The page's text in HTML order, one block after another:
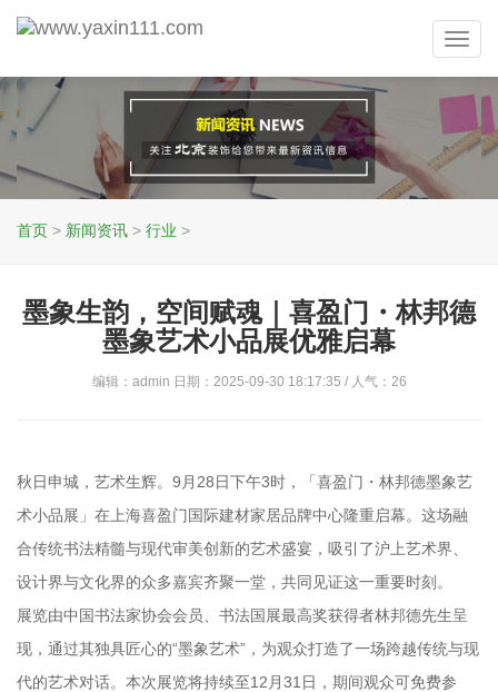
首页 > 新闻资讯 > 行业 >
墨象生韵，空间赋魂｜喜盈门・林邦德
墨象艺术小品展优雅启幕
编辑：admin 日期：2025-09-30 18:17:35 / 人气： 26
秋日申城，艺术生辉。9月28日下午3时，「喜盈门・林邦德墨象艺
术小品展」在上海喜盈门国际建材家居品牌中心隆重启幕。这场融
合传统书法精髓与现代审美创新的艺术盛宴，吸引了沪上艺术界、
设计界与文化界的众多嘉宾齐聚一堂，共同见证这一重要时刻。
展览由中国书法家协会会员、书法国展最高奖获得者林邦德先生呈
现，通过其独具匠心的“墨象艺术”，为观众打造了一场跨越传统与现
代的艺术对话。本次展览将持续至12月31日，期间观众可免费参